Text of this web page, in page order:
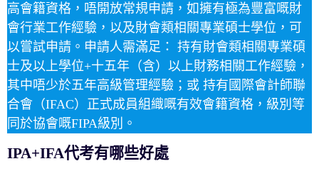
高會籍資格，唔開放常規申請，如擁有極為豐富嘅財
會行業工作經驗，以及財會類相關專業碩士學位，可
以嘗試申請。申請人需滿足： 持有財會類相關專業碩
士及以上學位+十五年（含）以上財務相關工作經驗，
其中唔少於五年高級管理經驗；或 持有國際會計師聯
合會（IFAC）正式成員組織嘅有效會籍資格，級別等
同於協會嘅FIPA級別。
IPA+IFA代考有哪些好處